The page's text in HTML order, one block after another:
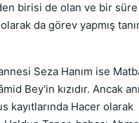
birisi de olan ve bir
da görev yapmış
Seza Hanım ise
Bey'in kızıdır. Ancak
kayıtlarında Hacer olarak